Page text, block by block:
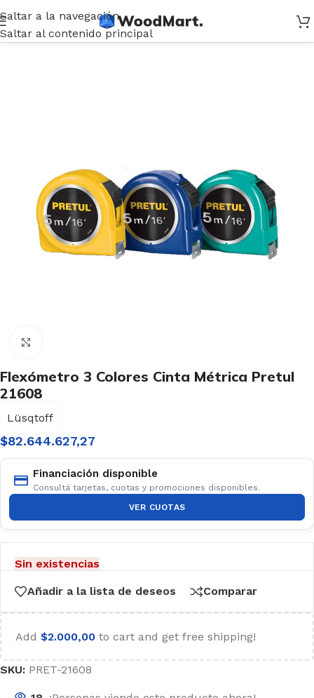
Saltar a la navegación
Saltar al contenido principal
Inicio Medición - Nivel - Laser/Cintas Metricas
Flexómetro 3 Colores Cinta Métrica Pretul
21608
Lüsqtoff
$82.644.627,27
Financiación disponible
Consultá tarjetas, cuotas y promociones disponibles.
VER CUOTAS
Sin existencias
Añadir a la lista de deseos Comparar
Add $2.000,00 to cart and get free shipping!
SKU: PRET-21608